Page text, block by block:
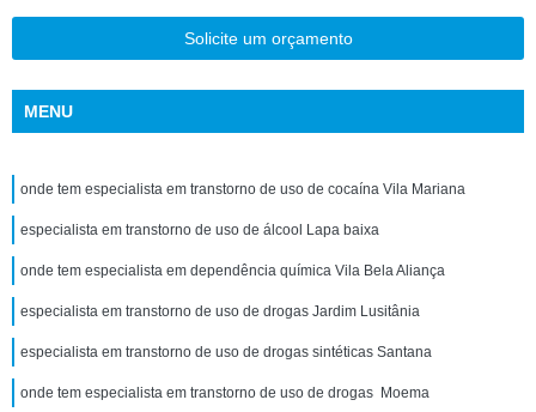
Solicite um orçamento
MENU
onde tem especialista em transtorno de uso de cocaína Vila Mariana
especialista em transtorno de uso de álcool Lapa baixa
onde tem especialista em dependência química Vila Bela Aliança
especialista em transtorno de uso de drogas Jardim Lusitânia
especialista em transtorno de uso de drogas sintéticas Santana
onde tem especialista em transtorno de uso de drogas Moema